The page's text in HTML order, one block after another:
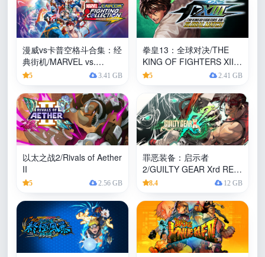
漫威vs卡普空格斗合集：经
典街机/MARVEL vs.
CAPCOM Fighting
Classics
5 3.41 GB
拳皇13：全球对决/THE
KING OF FIGHTERS XIII
GLOBAL MATCH
5 2.41 GB
以太之战2/Rivals of Aether
II
5 2.56 GB
罪恶装备：启示者
2/GUILTY GEAR Xrd REV
2 8.4 12 GB